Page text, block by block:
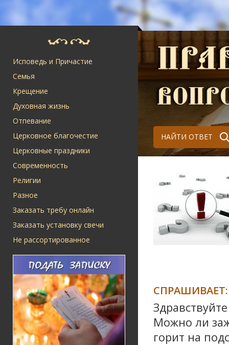
Исповедь и Причастие
Семья
Крещение
Духовная жизнь
Отпевание
Церковное благочестие
Церковные праздники
Современность
Религии
Разное
Заказать требу онлайн
Заказать установку свечи
Не рассортированное
НАЙТИ ОТВЕТ
СПРАШИВАЕТ:
Можно ли
горит на